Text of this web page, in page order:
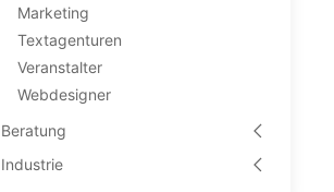
Marketing
Textagenturen
Veranstalter
Webdesigner
Beratung
Industrie